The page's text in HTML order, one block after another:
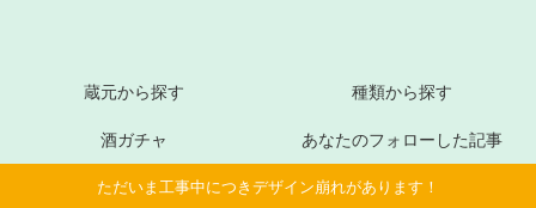
蔵元から探す 種類から探す
酒ガチャ あなたのフォローした記事
ただいま工事中につきデザイン崩れがあります！